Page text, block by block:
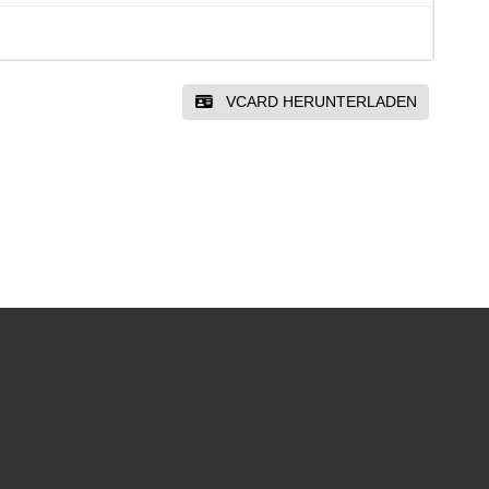
VCARD HERUNTERLADEN